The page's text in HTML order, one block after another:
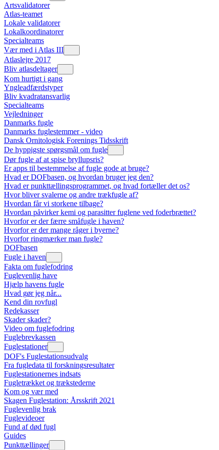
Artsvalidatorer
Atlas-teamet
Lokale validatorer
Lokalkoordinatorer
Specialteams
Vær med i Atlas III
Atlaslejre 2017
Bliv atlasdeltager
Kom hurtigt i gang
Yngleadfærdstyper
Bliv kvadratansvarlig
Specialteams
Vejledninger
Danmarks fugle
Danmarks fuglestemmer - video
Dansk Ornitologisk Forenings Tidsskrift
De hyppigste spørgsmål om fugle
Dør fugle af at spise bryllupsris?
Er apps til bestemmelse af fugle gode at bruge?
Hvad er DOFbasen, og hvordan bruger jeg den?
Hvad er punkttællingsprogrammet, og hvad fortæller det os?
Hvor bliver svalerne og andre trækfugle af?
Hvordan får vi storkene tilbage?
Hvordan påvirker kemi og parasitter fuglene ved foderbrættet?
Hvorfor er der færre småfugle i haven?
Hvorfor er der mange råger i byerne?
Hvorfor ringmærker man fugle?
DOFbasen
Fugle i haven
Fakta om fuglefodring
Fuglevenlig have
Hjælp havens fugle
Hvad gør jeg når...
Kend din rovfugl
Redekasser
Skader skader?
Video om fuglefodring
Fuglebrevkassen
Fuglestationer
DOF's Fuglestationsudvalg
Fra fugledata til forskningsresultater
Fuglestationernes indsats
Fugletrækket og trækstederne
Kom og vær med
Skagen Fuglestation: Årsskrift 2021
Fuglevenlig brak
Fuglevideoer
Fund af død fugl
Guides
Punkttællinger